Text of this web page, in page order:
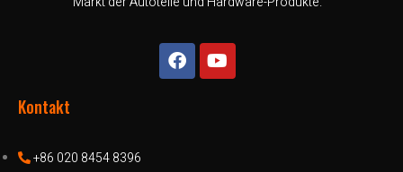
Kontakt
+86 020 8454 8396